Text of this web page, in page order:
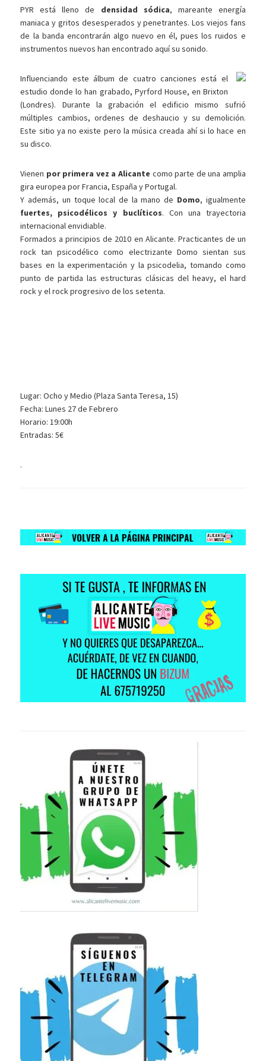
PYR está lleno de densidad sódica, mareante energía
maniaca y gritos desesperados y penetrantes. Los viejos fans
de la banda encontrarán algo nuevo en él, pues los ruidos e
instrumentos nuevos han encontrado aquí su sonido.
Influenciando este álbum de cuatro canciones está el
estudio donde lo han grabado, Pyrford House, en Brixton
(Londres). Durante la grabación el edificio mismo sufrió
múltiples cambios, ordenes de deshaucio y su demolición.
Este sitio ya no existe pero la música creada ahí si lo hace en
su disco.
Vienen por primera vez a Alicante como parte de una amplia
gira europea por Francia, España y Portugal.
Y además, un toque local de la mano de Domo, igualmente
fuertes, psicodélicos y buclíticos. Con una trayectoria
internacional envidiable.
Formados a principios de 2010 en Alicante. Practicantes de un
rock tan psicodélico como electrizante Domo sientan sus
bases en la experimentación y la psicodelia, tomando como
punto de partida las estructuras clásicas del heavy, el hard
rock y el rock progresivo de los setenta.
Lugar: Ocho y Medio (Plaza Santa Teresa, 15)
Fecha: Lunes 27 de Febrero
Horario: 19:00h
Entradas: 5€
.